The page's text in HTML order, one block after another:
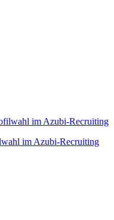
im Azubi-Recruiting